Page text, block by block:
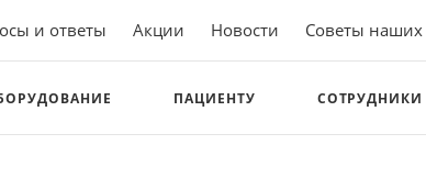
и ответы Акции Новости Советы наших
ПАЦИЕНТУ СОТРУДНИКИ